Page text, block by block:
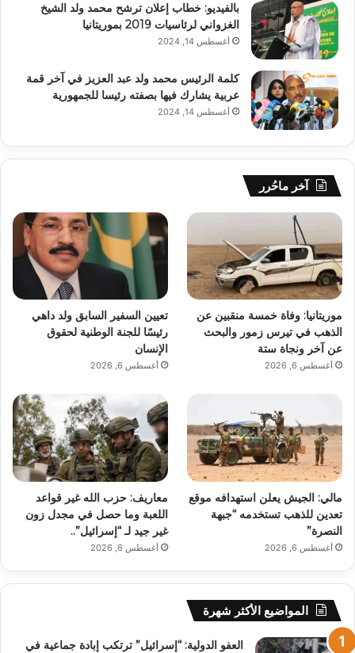
بالفيديو: خطاب إعلان ترشح محمد ولد الشيخ
الغزواني لرئاسيات 2019 بموريتانيا
أغسطس 14, 2024
كلمة الرئيس محمد ولد عبد العزيز في آخر قمة
عربية يشارك فيها بصفته رئيسا للجمهورية
أغسطس 14, 2024
آخر ماحُرر
موريتانيا: وفاة خمسة منقبين عن
الذهب في تيرس زمور والبحث
عن آخر ونجاة ستة
أغسطس 6, 2026
تعيين السفير السابق ولد داهي
رئيسًا للجنة الوطنية لحقوق
الإنسان
أغسطس 6, 2026
مالي: الجيش يعلن استهدافه موقع
تعدين للذهب تستخدمه “جبهة
النصرة”
أغسطس 6, 2026
معاريف: حزب الله غير قواعد
اللعبة وما حصل في مجدل زون
غير جيد لـ “إسرائيل”..
أغسطس 6, 2026
المواضيع الأكثر شهرة
العفو الدولية: “إسرائيل” ترتكب إبادة جماعية في